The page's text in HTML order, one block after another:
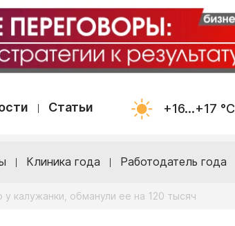
Статьи +16...+17 °С
Клиника года Работодатель года
калужанки, обманули ее на 120 тысяч